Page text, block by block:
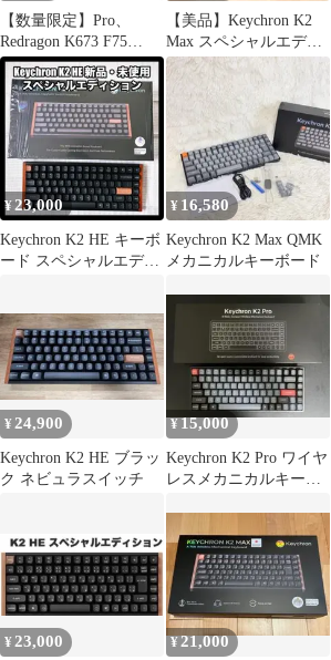
【数量限定】Pro、
Redragon K673 F75
75%、AULA Azoth ROG
V1、ASUS Q1/ PROと
互換性あり K2/ K2バー
ジョン2/ キーボードケ
ース、84キーポータブ
ルキーボード用ハード
シェルトラベルキャリ
ーケース、Keych
【美品】Keychron K2
Max スペシャルエディ
ション バナナ軸
¥23,000
Keychron K2 HE キーボ
ード スペシャルエディ
¥ 16,580
Keychron K2 Max QMK
メカニカルキーボード
¥ 24,900
Keychron K2 HE ブラッ
ク ネビュラスイッチ
¥15,000
Keychron K2 Pro ワイヤ
レスメカニカルキーボ
¥ 23,000 ¥21,000